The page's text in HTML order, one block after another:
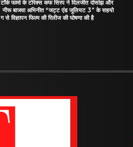
टॉर्क फार्मा के टोरेक्स कफ सिरप ने दिलजीत दोसांझ और
नीरू बाजवा अभिनीत “जट्ट एंड जूलियट 3” के सहयो
ग से विज्ञापन फिल्म की रिलीज की घोषणा की है